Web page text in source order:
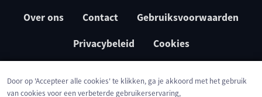
Over ons Contact Gebruiksvoorwaarden
Privacybeleid Cookies
Door op 'Accepteer alle cookies' te klikken, ga je akkoord met het gebruik
van cookies voor een verbeterde gebruikerservaring,